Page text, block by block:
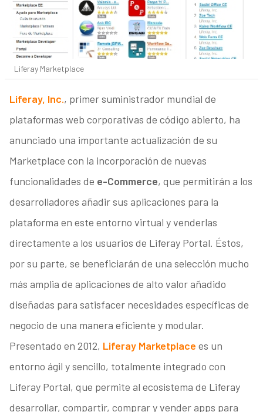
Liferay Marketplace
Liferay, Inc., primer suministrador mundial de
plataformas web corporativas de código abierto, ha
anunciado una importante actualización de su
Marketplace con la incorporación de nuevas
funcionalidades de e-Commerce, que permitirán a los
desarrolladores añadir sus aplicaciones para la
plataforma en este entorno virtual y venderlas
directamente a los usuarios de Liferay Portal. Éstos,
por su parte, se beneficiarán de una selección mucho
más amplia de aplicaciones de alto valor añadido
diseñadas para satisfacer necesidades específicas de
negocio de una manera eficiente y modular.
Presentado en 2012, Liferay Marketplace es un
entorno ágil y sencillo, totalmente integrado con
Liferay Portal, que permite al ecosistema de Liferay
desarrollar, compartir, comprar y vender apps para